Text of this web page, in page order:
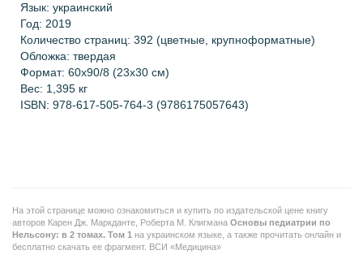
Язык: украинский
Год: 2019
Количество страниц: 392 (цветные, крупноформатные)
Обложка: твердая
Формат: 60х90/8 (23х30 см)
Вес: 1,395 кг
ISBN: 978-617-505-764-3 (9786175057643)
На этой странице можно ознакомиться и купить по издательской цене книгу
авторов Карен Дж. Маркданте, Роберта М. Клигмана Основы педиатрии по
Нельсону: в 2 томах. Том 1 на украинском языке, а также прочитать онлайн и
бесплатно скачать ее фрагмент. ВСИ «Медицина»